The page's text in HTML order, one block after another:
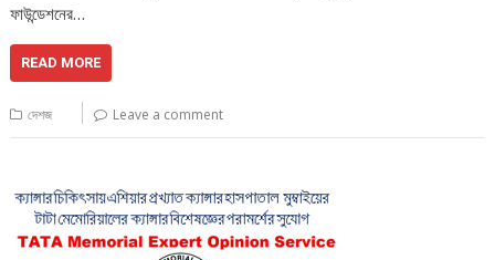
ফাউন্ডেশনের…
READ MORE
দেশজ Leave a comment